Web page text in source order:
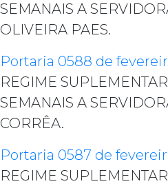
SEMANAIS A
OLIVEIRA PAES.
Portaria 0588 de
REGIME
SEMANAIS A
CORRÊA.
Portaria 0587 de
REGIME